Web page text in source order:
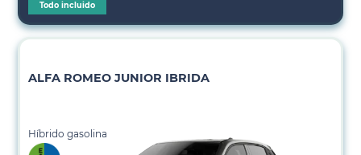
Todo incluido
ALFA ROMEO JUNIOR IBRIDA
Híbrido gasolina